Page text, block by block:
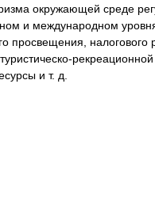
окружающей среде
и международном
просвещения, налогового
рекреационной
и т. д.